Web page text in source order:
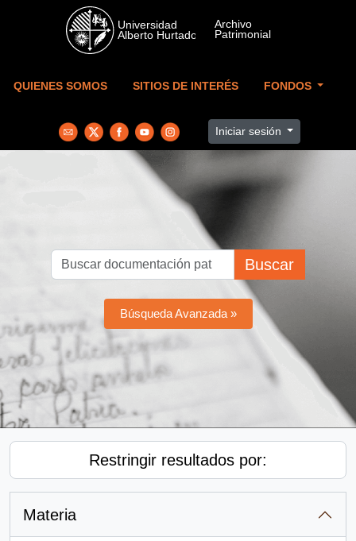
Skip to main content
QUIENES SOMOS SITIOS DE INTERÉS FONDOS
Iniciar sesión
Buscar
Búsqueda Avanzada »
Restringir resultados por:
Materia